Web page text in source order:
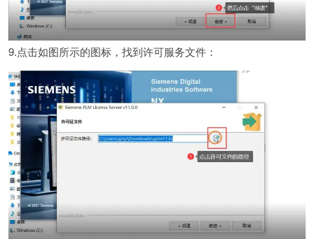
9.点击如图所示的图标，找到许可服务文件：